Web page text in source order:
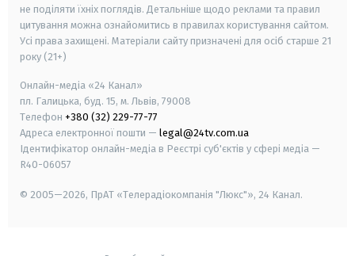
не поділяти їхніх поглядів. Детальніше щодо реклами та правил
цитування можна ознайомитись в правилах користування сайтом.
Усі права захищені. Матеріали сайту призначені для осіб старше 21
року (21+)
Онлайн-медіа «24 Канал»
пл. Галицька, буд. 15, м. Львів, 79008
Телефон +380 (32) 229-77-77
Адреса електронної пошти — legal@24tv.com.ua
Ідентифікатор онлайн-медіа в Реєстрі суб'єктів у сфері медіа —
R40-06057
© 2005—2026, ПрАТ «Телерадіокомпанія "Люкс"», 24 Канал.